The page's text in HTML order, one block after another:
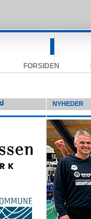
FORSIDEN
NYHEDER